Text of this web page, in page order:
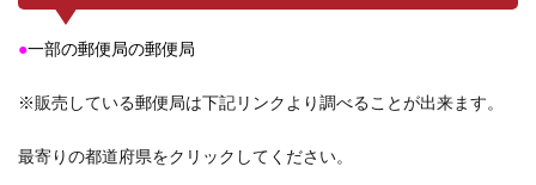
●一部の郵便局の郵便局
※販売している郵便局は下記リンクより調べることが出来ます。
最寄りの都道府県をクリックしてください。